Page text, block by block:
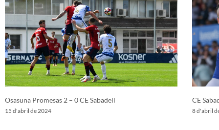
Osasuna Promesas 2 – 0 CE Sabadell
15 d'abril de 2024
CE
8 d'abril